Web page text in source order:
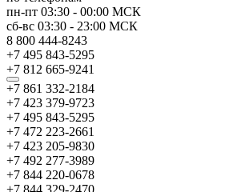
пн-пт 03:30 - 00:00 МСК
сб-вс 03:30 - 23:00 МСК
8 800 444-8243
+7 495 843-5295
+7 812 665-9241
+7 861 332-2184
+7 423 379-9723
+7 495 843-5295
+7 472 223-2661
+7 423 205-9830
+7 492 277-3989
+7 844 220-0678
+7 844 329-2470